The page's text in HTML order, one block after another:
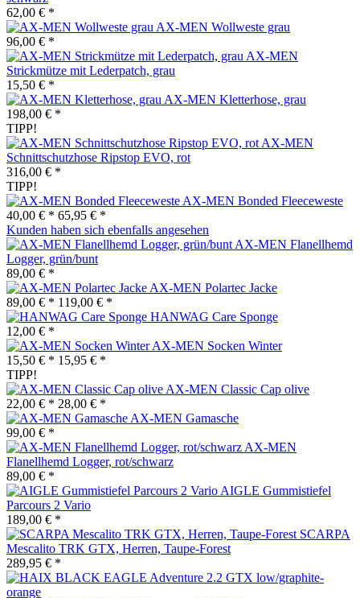
62,00 € *
AX-MEN Wollweste grau
96,00 € *
AX-MEN
Strickmütze mit Lederpatch, grau
15,50 € *
AX-MEN Kletterhose, grau
198,00 € *
TIPP!
AX-MEN
Schnittschutzhose Ripstop EVO, rot
316,00 € *
TIPP!
AX-MEN Bonded Fleeceweste
40,00 € * 65,95 € *
Kunden haben sich ebenfalls angesehen
AX-MEN Flanellhemd
Logger, grün/bunt
89,00 € *
AX-MEN Polartec Jacke
89,00 € * 119,00 € *
HANWAG Care Sponge
12,00 € *
AX-MEN Socken Winter
15,50 € * 15,95 € *
TIPP!
AX-MEN Classic Cap olive
22,00 € * 28,00 € *
AX-MEN Gamasche
99,00 € *
AX-MEN
Flanellhemd Logger, rot/schwarz
89,00 € *
AIGLE Gummistiefel
Parcours 2 Vario
189,00 € *
SCARPA
Mescalito TRK GTX, Herren, Taupe-Forest
289,95 € *